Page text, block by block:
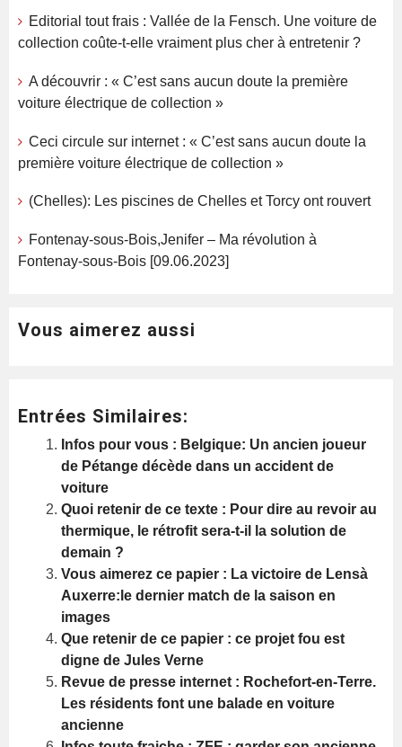
Editorial tout frais : Vallée de la Fensch. Une voiture de
collection coûte-t-elle vraiment plus cher à entretenir ?
A découvrir : « C’est sans aucun doute la première
voiture électrique de collection »
Ceci circule sur internet : « C’est sans aucun doute la
première voiture électrique de collection »
(Chelles): Les piscines de Chelles et Torcy ont rouvert
Fontenay-sous-Bois,Jenifer – Ma révolution à
Fontenay-sous-Bois [09.06.2023]
Vous aimerez aussi
Entrées Similaires:
Infos pour vous : Belgique: Un ancien joueur
de Pétange décède dans un accident de
voiture
Quoi retenir de ce texte : Pour dire au revoir au
thermique, le rétrofit sera-t-il la solution de
demain ?
Vous aimerez ce papier : La victoire de Lensà
Auxerre:le dernier match de la saison en
images
Que retenir de ce papier : ce projet fou est
digne de Jules Verne
Revue de presse internet : Rochefort-en-Terre.
Les résidents font une balade en voiture
ancienne